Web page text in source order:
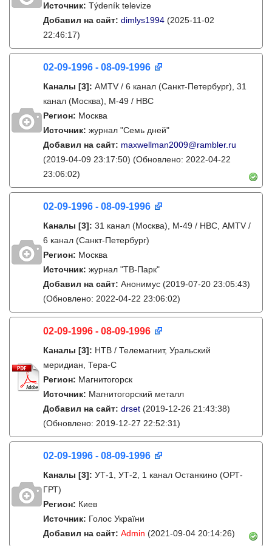
Источник: Týdeník televize
Добавил на сайт: dimlys1994 (2025-11-02
22:46:17)
02-09-1996 - 08-09-1996
Каналы [3]: AMTV / 6 канал (Санкт-Петербург), 31
канал (Москва), М-49 / НВС
Регион: Москва
Источник: журнал "Семь дней"
Добавил на сайт: maxwellman2009@rambler.ru
(2019-04-09 23:17:50) (Обновлено: 2022-04-22
23:06:02)
02-09-1996 - 08-09-1996
Каналы [3]: 31 канал (Москва), М-49 / НВС, AMTV /
6 канал (Санкт-Петербург)
Регион: Москва
Источник: журнал "ТВ-Парк"
Добавил на сайт: Анонимус (2019-07-20 23:05:43)
(Обновлено: 2022-04-22 23:06:02)
02-09-1996 - 08-09-1996
Каналы [3]: НТВ / Телемагнит, Уральский
меридиан, Тера-С
Регион: Магнитогорск
Источник: Магнитогорский металл
Добавил на сайт: drset (2019-12-26 21:43:38)
(Обновлено: 2019-12-27 22:52:31)
02-09-1996 - 08-09-1996
Каналы [3]: УТ-1, УТ-2, 1 канал Останкино (ОРТ-
ГРТ)
Регион: Киев
Источник: Голос України
Добавил на сайт: Admin (2021-09-04 20:14:26)